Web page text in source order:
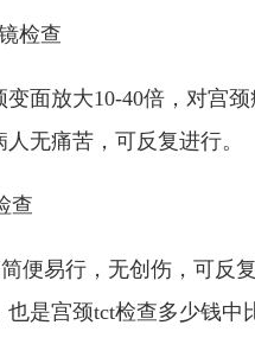
检查
变面放大10-40倍，对宫
无痛苦，可反复进行。
查
便易行，无创伤，可反
也是宫颈tct检查多少钱中